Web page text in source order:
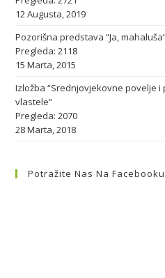
12 Augusta, 2019
Pozorišna predstava “Ja,
Pregleda: 2118
15 Marta, 2015
Izložba “Srednjovjekovne povelje
vlastele”
Pregleda: 2070
28 Marta, 2018
Potražite Nas Na Facebooku